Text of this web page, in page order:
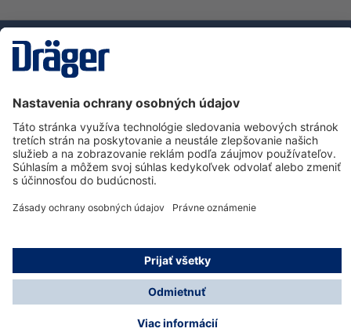
Zákaznícka infolinka
O spoločnosti Dräger
Informácie
© Dräger Slovensko, s.r.o., 2025
* Všetky ceny bez. DPH plus náklady na dopravu a
prípadné poplatky za doručenie, ak nie je uvedené inak.